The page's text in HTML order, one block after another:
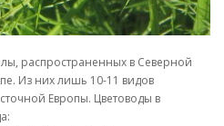
распространенных в Северной
Из них лишь 10-11 видов
Европы. Цветоводы в